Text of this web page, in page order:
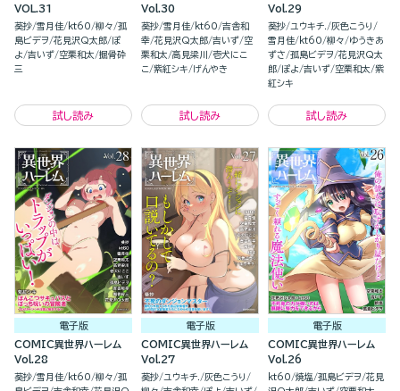
VOL.31
葵抄 雪月佳 kt60 柳々 孤
島ビデヲ 花見沢Q太郎 ぽ
よ 吉いず 空栗和太 掘骨砕
三
試し読み
Vol.30
葵抄 雪月佳 kt60 吉舎和
幸 花見沢Q太郎 吉いず 空
栗和太 高見梁川
壱犬にこ
こ 紫紅シキ げんやき
試し読み
Vol.29
葵抄 ユウキチ. 灰色こうり
雪月佳
kt60 柳々
ゆうきあ
ずさ 孤島ビデヲ 花見沢Q太
郎 ぽよ 吉いず 空栗和太 紫
紅シキ
試し読み
電子版
COMIC異世界ハーレム
Vol.28
葵抄 雪月佳 kt60 柳々 孤
電子版
COMIC異世界ハーレム
Vol.27
葵抄 ユウキチ. 灰色こうり
電子版
COMIC異世界ハーレム
Vol.26
kt60 焼塩 孤島ビデヲ 花見